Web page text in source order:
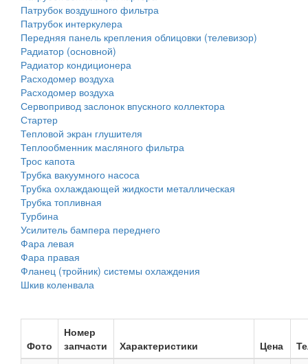
Патрубок воздушного фильтра
Патрубок интеркулера
Передняя панель крепления облицовки (телевизор)
Радиатор (основной)
Радиатор кондиционера
Расходомер воздуха
Расходомер воздуха
Сервопривод заслонок впускного коллектора
Стартер
Тепловой экран глушителя
Теплообменник масляного фильтра
Трос капота
Трубка вакуумного насоса
Трубка охлаждающей жидкости металлическая
Трубка топливная
Турбина
Усилитель бампера переднего
Фара левая
Фара правая
Фланец (тройник) системы охлаждения
Шкив коленвала
Фото
Номер
запчасти
Характеристики Цена